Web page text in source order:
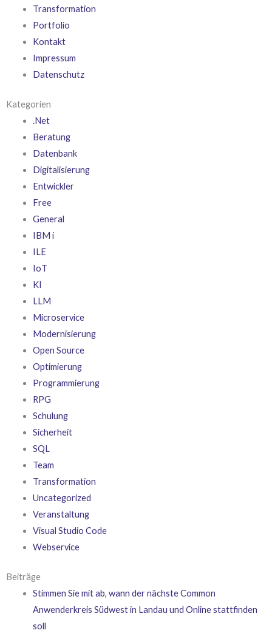
Transformation
Portfolio
Kontakt
Impressum
Datenschutz
Kategorien
.Net
Beratung
Datenbank
Digitalisierung
Entwickler
Free
General
IBM i
ILE
IoT
KI
LLM
Microservice
Modernisierung
Open Source
Optimierung
Programmierung
RPG
Schulung
Sicherheit
SQL
Team
Transformation
Uncategorized
Veranstaltung
Visual Studio Code
Webservice
Beiträge
Stimmen Sie mit ab, wann der nächste Common
Anwenderkreis Südwest in Landau und Online stattfinden
soll